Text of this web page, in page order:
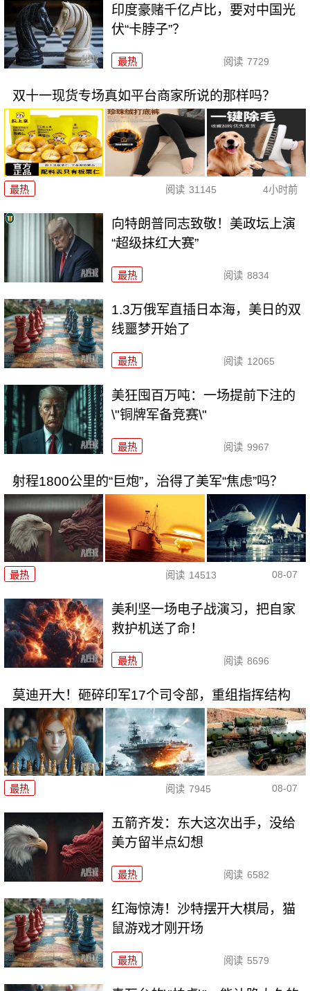
印度豪赌千亿卢比，要对中国光
伏“卡脖子”？
最热 阅读 7729
双十一现货专场真如平台商家所说的那样吗？
最热 阅读 31145 4小时前
向特朗普同志致敬！美政坛上演
“超级抹红大赛”
最热 阅读 8834
1.3万俄军直插日本海，美日的双
线噩梦开始了
最热 阅读 12065
美狂囤百万吨：一场提前下注的
\"铜牌军备竞赛\"
最热 阅读 9967
射程1800公里的“巨炮”，治得了美军“焦虑”吗？
最热 阅读 14513 08-07
美利坚一场电子战演习，把自家
救护机送了命！
最热 阅读 8696
莫迪开大！砸碎印军17个司令部，重组指挥结构
最热 阅读 7945 08-07
五箭齐发：东大这次出手，没给
美方留半点幻想
最热 阅读 6582
红海惊涛！沙特摆开大棋局，猫
鼠游戏才刚开场
最热 阅读 5579